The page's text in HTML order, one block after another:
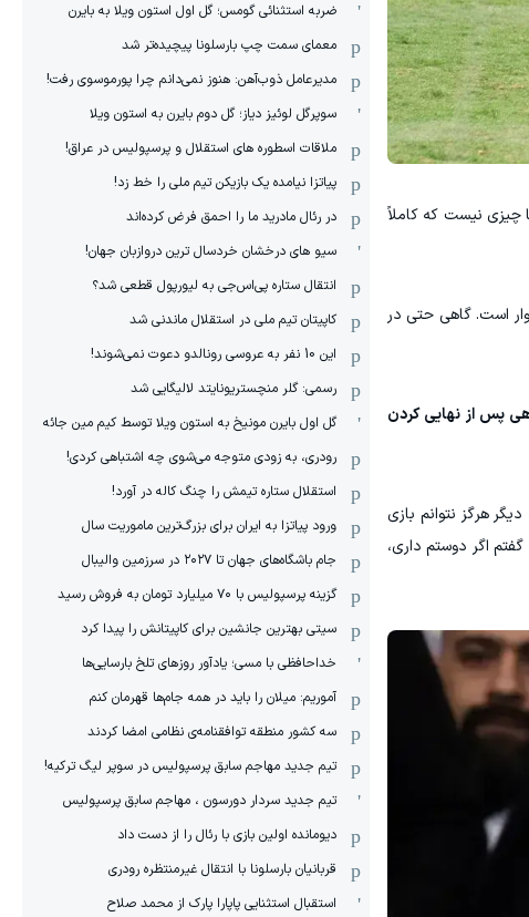
چیزی نیست که کاملاً
است. گاهی حتی در
مالی را به شدت تحت تأثیر قرار داد. باجو در می ۱۹۸۵، مدت کوتاهی پس از نهایی کردن
هرگز نتوانم بازی
اگر دوستم داری،
ضربه استثنائی گومس؛ گل اول استون ویلا به بایرن
معمای سمت چپ بارسلونا پیچیده‌تر شد
مدیرعامل ذوب‌آهن: هنوز نمی‌دانم چرا پورموسوی رفت!
سوپرگل لوئیز دیاز؛ گل دوم بایرن به استون ویلا
ملاقات اسطوره های استقلال و پرسپولیس در عراق!
پیاتزا نیامده یک بازیکن تیم ملی را خط زد!
در رئال مادرید ما را احمق فرض کرده‌اند
سیو های درخشان خردسال ترین دروازبان جهان!
انتقال ستاره پی‌اس‌جی به لیورپول قطعی شد؟
کاپیتان تیم ملی در استقلال ماندنی شد
این 10 نفر به عروسی رونالدو دعوت نمی‌شوند!
رسمی: گلر منچستریونایتد لالیگایی شد
گل اول بایرن مونیخ به استون ویلا توسط کیم مین جائه
رودری، به زودی متوجه می‌شوی چه اشتباهی کردی!
استقلال ستاره تیمش را چنگ کاله در آورد!
ورود پیاتزا به ایران برای بزرگ‌ترین ماموریت سال
جام باشگاه‌های جهان تا ۲۰۲۷ در سرزمین والیبال
گزینه پرسپولیس با ۷۰ میلیارد تومان به فروش رسید
سیتی بهترین جانشین برای کاپیتانش را پیدا کرد
خداحافظی با مسی؛ یادآور روزهای تلخ بارسایی‌ها
آموریم: میلان را باید در همه جام‌ها قهرمان کنم
سه کشور منطقه توافقنامه‌ی نظامی امضا کردند
تیم جدید مهاجم سابق پرسپولیس در سوپر لیگ ترکیه!
تیم جدید سردار دورسون ، مهاجم سابق پرسپولیس
دیومانده اولین بازی با رئال را از دست داد
قربانیان بارسلونا با انتقال غیرمنتظره رودری
استقبال استثنایی پاپارا پارک از محمد صلاح